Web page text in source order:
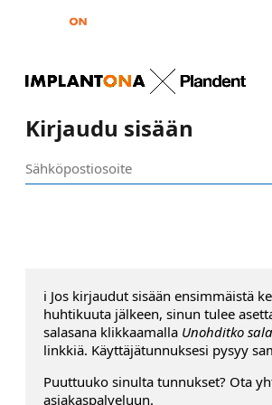
Kirjaudu sisään
ℹ️ Jos kirjaudut sisään ensimmäistä
huhtikuuta jälkeen, sinun tulee
salasana klikkaamalla Unohditko
linkkiä. Käyttäjätunnuksesi pysyy
Puuttuuko sinulta tunnukset? Ota
asiakaspalveluun.